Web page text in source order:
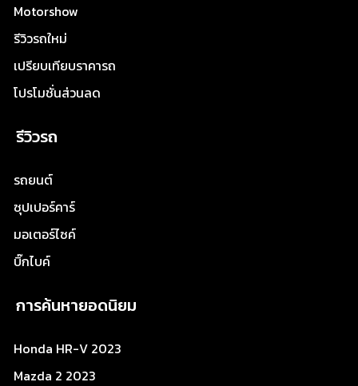
Motorshow
รีวิวรถใหม่
เปรียบเทียบราคารถ
โปรโมชั่นส่วนลด
รีวิวรถ
รถยนต์
ซุปเปอร์คาร์
มอเตอร์ไซค์
บิ๊กไบค์
การค้นหายอดนิยม
Honda HR-V 2023
Mazda 2 2023